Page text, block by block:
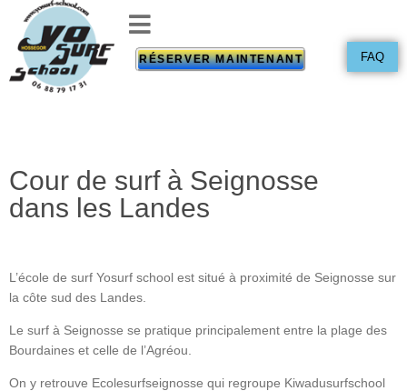
RÉSERVER MAINTENANT FAQ
Cour de surf à Seignosse
dans les Landes
L’école de surf Yosurf school est situé à proximité de Seignosse sur
la côte sud des Landes.
Le surf à Seignosse se pratique principalement entre la plage des
Bourdaines et celle de l’Agréou.
On y retrouve Ecolesurfseignosse qui regroupe Kiwadusurfschool